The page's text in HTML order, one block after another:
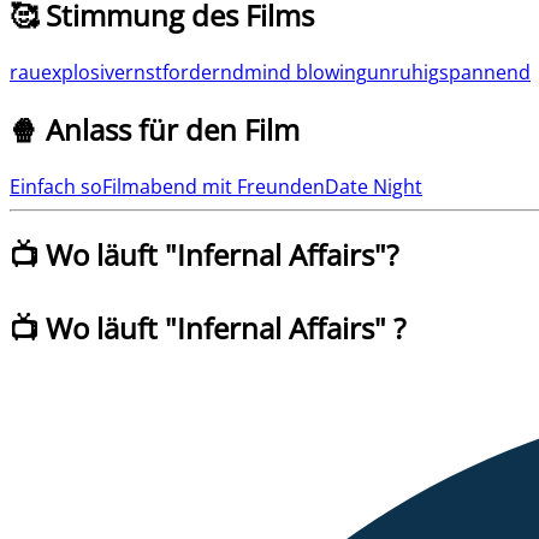
🥰 Stimmung des Films
rauexplosivernstforderndmind blowingunruhigspannend
🍿 Anlass für den Film
Einfach soFilmabend mit FreundenDate Night
📺 Wo läuft "Infernal Affairs"?
📺 Wo läuft "Infernal Affairs" ?